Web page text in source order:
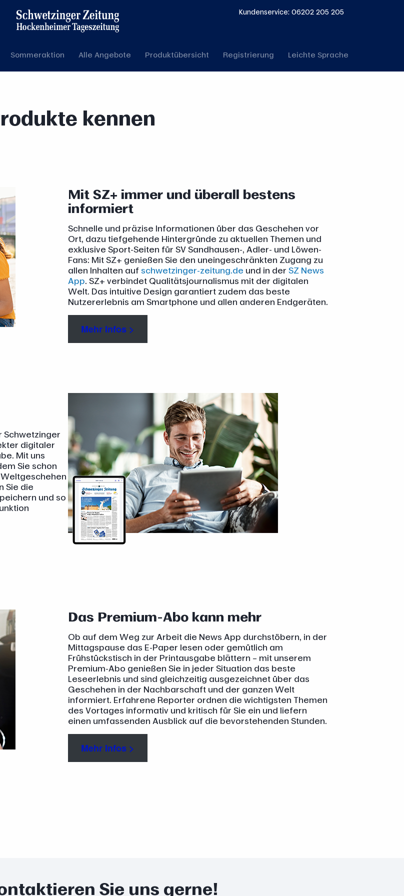
Kundenservice: 06202 205 205
Sommeraktion Alle Angebote Produktübersicht Registrierung Leichte Sprache
kennen
Mit SZ+ immer und überall bestens
informiert
Schnelle und präzise Informationen über das Geschehen vor
Ort, dazu tiefgehende Hintergründe zu aktuellen Themen und
exklusive Sport-Seiten für SV Sandhausen-, Adler- und Löwen-
Fans: Mit SZ+ genießen Sie den uneingeschränkten Zugang zu
allen Inhalten aufschwetzinger-zeitung.de und in der SZ News
App. SZ+ verbindet Qualitätsjournalismus mit der digitalen
Welt. Das intuitive Design garantiert zudem das beste
Nutzererlebnis am Smartphone und allen anderen Endgeräten.
Mehr Infos >
Schwetzinger
digitaler
Mit uns
Sie schon
Sie die
und so
Das Premium-Abo kann mehr
Ob auf dem Weg zur Arbeit die News App durchstöbern, in der
Mittagspause das E-Paper lesen oder gemütlich am
Frühstückstisch in der Printausgabe blättern – mit unserem
Premium-Abo genießen Sie in jeder Situation das beste
Leseerlebnis und sind gleichzeitig ausgezeichnet über das
Geschehen in der Nachbarschaft und der ganzen Welt
informiert. Erfahrene Reporter ordnen die wichtigsten Themen
des Vortages informativ und kritisch für Sie ein und liefern
einen umfassenden Ausblick auf die bevorstehenden Stunden.
Mehr Infos >
Sie uns gerne!